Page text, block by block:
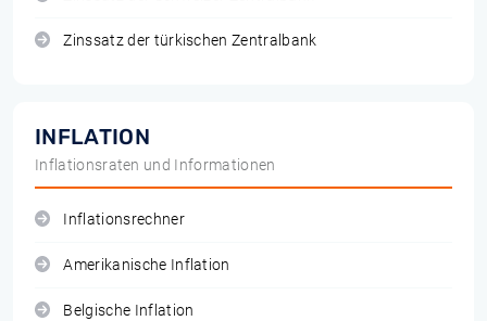
Zinssatz der türkischen Zentralbank
INFLATION
Inflationsraten und Informationen
Inflationsrechner
Amerikanische Inflation
Belgische Inflation